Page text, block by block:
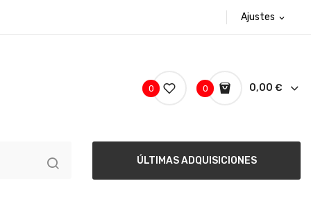
Ajustes expand_more
0 0,00 €
0
ÚLTIMAS ADQUISICIONES